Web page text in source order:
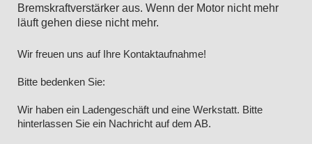
Bremskraftverstärker aus. Wenn der Motor nicht mehr
läuft gehen diese nicht mehr.
Wir freuen uns auf Ihre Kontaktaufnahme!
Bitte bedenken Sie:
Wir haben ein Ladengeschäft und eine Werkstatt. Bitte
hinterlassen Sie ein Nachricht auf dem AB.